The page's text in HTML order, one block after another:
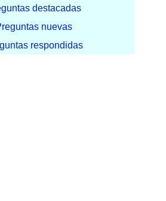
destacadas
nuevas
respondidas